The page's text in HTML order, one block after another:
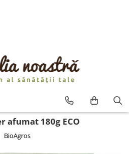
afumat 180g ECO
BioAgros